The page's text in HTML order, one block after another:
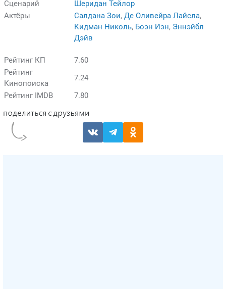
Сценарий
Шеридан Тейлор
Актёры
Салдана Зои, Де Оливейра Лайсла,
Кидман Николь, Боэн Иэн, Эннэйбл
Дэйв
Рейтинг КП
7.60
Рейтинг
Кинопоиска
7.24
Рейтинг IMDB
7.80